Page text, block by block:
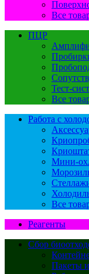
Все
ПЦР
Тест-
Все
Работа с
Мини-
Все
Реагенты
Сбор
Пакеты